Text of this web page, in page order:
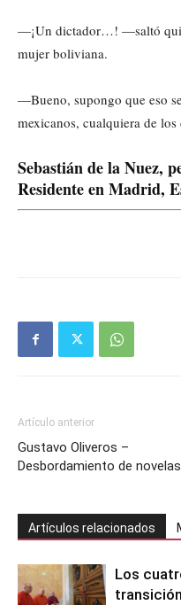
—¡Un dictador…! —saltó
mujer boliviana.
—Bueno, supongo que eso
mexicanos, cualquiera de
Sebastián de la Nuez,
Residente en Madrid,
Artículo anterior
Gustavo Oliveros –
Desbordamiento de novelas
Artículos relacionados
Los